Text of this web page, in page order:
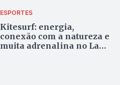
ESPORTES
Kitesurf: energia,
conexão com a natureza e
muita adrenalina no Lago